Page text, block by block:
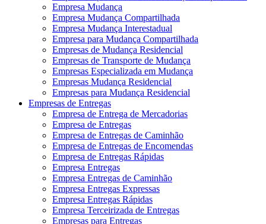
Empresa Mudança
Empresa Mudança Compartilhada
Empresa Mudança Interestadual
Empresa para Mudança Compartilhada
Empresas de Mudança Residencial
Empresas de Transporte de Mudança
Empresas Especializada em Mudança
Empresas Mudança Residencial
Empresas para Mudança Residencial
Empresas de Entregas
Empresa de Entrega de Mercadorias
Empresa de Entregas
Empresa de Entregas de Caminhão
Empresa de Entregas de Encomendas
Empresa de Entregas Rápidas
Empresa Entregas
Empresa Entregas de Caminhão
Empresa Entregas Expressas
Empresa Entregas Rápidas
Empresa Terceirizada de Entregas
Empresas para Entregas